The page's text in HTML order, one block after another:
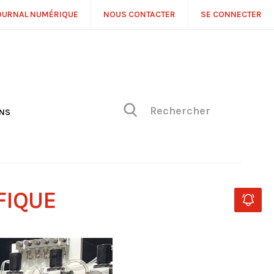
NUMÉRIQUE NOUS CONTACTER SE CONNECTER